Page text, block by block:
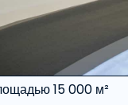
15 000 м²